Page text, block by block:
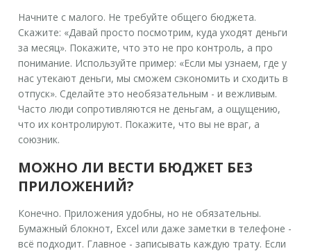
Начните с малого. Не требуйте общего бюджета.
Скажите: «Давай просто посмотрим, куда уходят деньги
за месяц». Покажите, что это не про контроль, а про
понимание. Используйте пример: «Если мы узнаем, где у
нас утекают деньги, мы сможем сэкономить и сходить в
отпуск». Сделайте это необязательным - и вежливым.
Часто люди сопротивляются не деньгам, а ощущению,
что их контролируют. Покажите, что вы не враг, а
союзник.
МОЖНО ЛИ ВЕСТИ БЮДЖЕТ БЕЗ
ПРИЛОЖЕНИЙ?
Конечно. Приложения удобны, но не обязательны.
Бумажный блокнот, Excel или даже заметки в телефоне -
всё подходит. Главное - записывать каждую трату. Если